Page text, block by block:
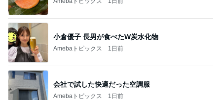
小倉優子 長男が食べたW炭水化物
Amebaトピックス 1日前
会社で試した快適だった空調服
Amebaトピックス 1日前